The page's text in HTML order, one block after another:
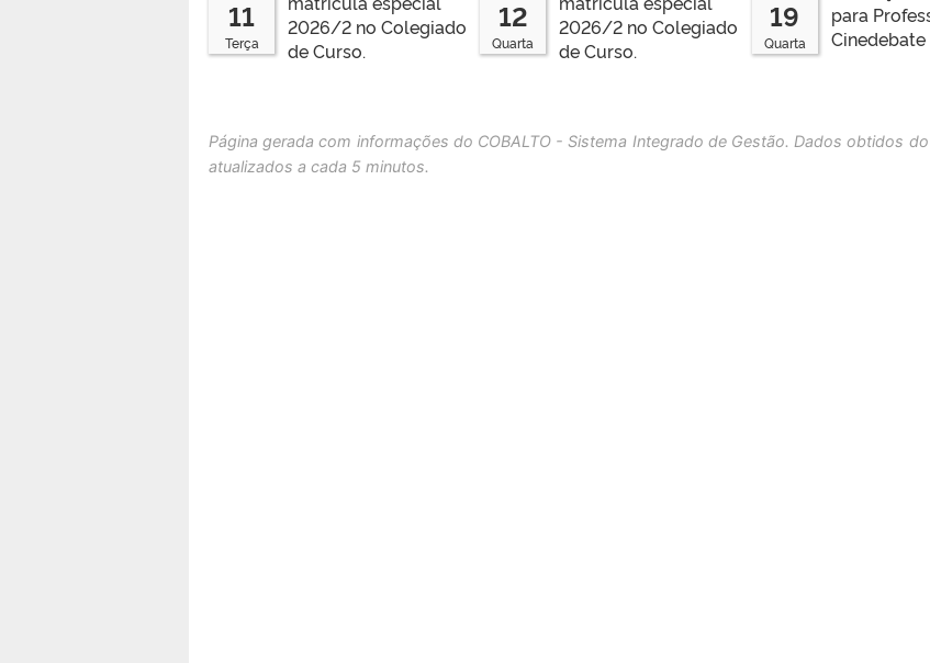
11
Terça
2026/2 no Colegiado
de Curso.
12
Quarta
2026/2 no Colegiado
de Curso.
19
Quarta
para
Cinedebate
Página gerada com informações do COBALTO - Sistema Integrado de Gestão. Dados obtidos
atualizados a cada 5 minutos.